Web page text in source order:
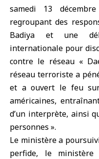
samedi 13
regroupant des
Badiya et une
internationale pour
contre le réseau «
réseau terroriste a
et a ouvert le feu
américaines,
d’un interprète, ainsi
personnes ».
Le ministère a
perfide, le ministère